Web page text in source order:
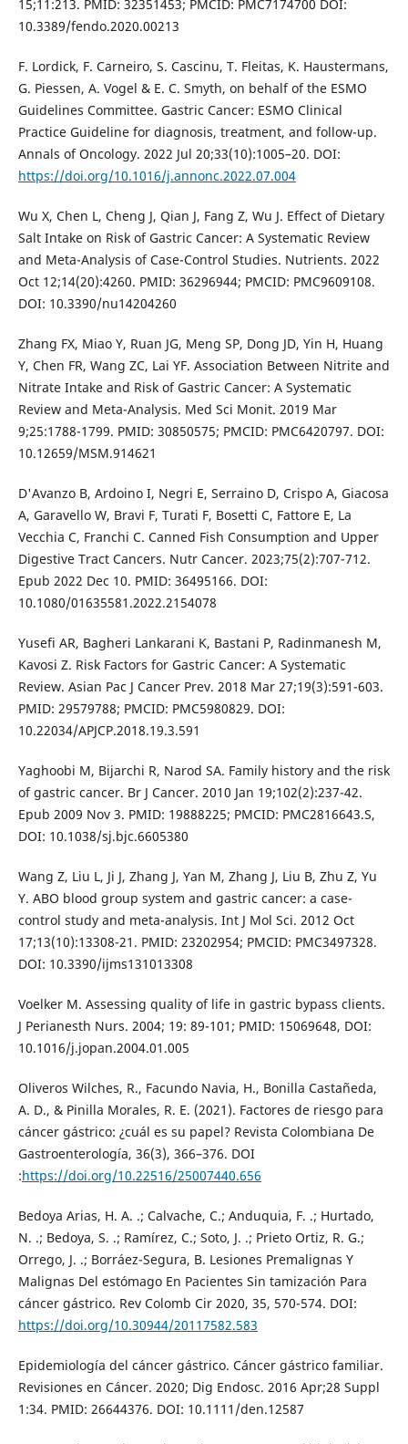
15;11:213. PMID: 32351453; PMCID: PMC7174700 DOI:
10.3389/fendo.2020.00213
F. Lordick, F. Carneiro, S. Cascinu, T. Fleitas, K. Haustermans,
G. Piessen, A. Vogel & E. C. Smyth, on behalf of the ESMO
Guidelines Committee. Gastric Cancer: ESMO Clinical
Practice Guideline for diagnosis, treatment, and follow-up.
Annals of Oncology. 2022 Jul 20;33(10):1005–20. DOI:
https://doi.org/10.1016/j.annonc.2022.07.004
Wu X, Chen L, Cheng J, Qian J, Fang Z, Wu J. Effect of Dietary
Salt Intake on Risk of Gastric Cancer: A Systematic Review
and Meta-Analysis of Case-Control Studies. Nutrients. 2022
Oct 12;14(20):4260. PMID: 36296944; PMCID: PMC9609108.
DOI: 10.3390/nu14204260
Zhang FX, Miao Y, Ruan JG, Meng SP, Dong JD, Yin H, Huang
Y, Chen FR, Wang ZC, Lai YF. Association Between Nitrite and
Nitrate Intake and Risk of Gastric Cancer: A Systematic
Review and Meta-Analysis. Med Sci Monit. 2019 Mar
9;25:1788-1799. PMID: 30850575; PMCID: PMC6420797. DOI:
10.12659/MSM.914621
D'Avanzo B, Ardoino I, Negri E, Serraino D, Crispo A, Giacosa
A, Garavello W, Bravi F, Turati F, Bosetti C, Fattore E, La
Vecchia C, Franchi C. Canned Fish Consumption and Upper
Digestive Tract Cancers. Nutr Cancer. 2023;75(2):707-712.
Epub 2022 Dec 10. PMID: 36495166. DOI:
10.1080/01635581.2022.2154078
Yusefi AR, Bagheri Lankarani K, Bastani P, Radinmanesh M,
Kavosi Z. Risk Factors for Gastric Cancer: A Systematic
Review. Asian Pac J Cancer Prev. 2018 Mar 27;19(3):591-603.
PMID: 29579788; PMCID: PMC5980829. DOI:
10.22034/APJCP.2018.19.3.591
Yaghoobi M, Bijarchi R, Narod SA. Family history and the risk
of gastric cancer. Br J Cancer. 2010 Jan 19;102(2):237-42.
Epub 2009 Nov 3. PMID: 19888225; PMCID: PMC2816643.S,
DOI: 10.1038/sj.bjc.6605380
Wang Z, Liu L, Ji J, Zhang J, Yan M, Zhang J, Liu B, Zhu Z, Yu
Y. ABO blood group system and gastric cancer: a case-
control study and meta-analysis. Int J Mol Sci. 2012 Oct
17;13(10):13308-21. PMID: 23202954; PMCID: PMC3497328.
DOI: 10.3390/ijms131013308
Voelker M. Assessing quality of life in gastric bypass clients.
J Perianesth Nurs. 2004; 19: 89-101; PMID: 15069648, DOI:
10.1016/j.jopan.2004.01.005
Oliveros Wilches, R., Facundo Navia, H., Bonilla Castañeda,
A. D., & Pinilla Morales, R. E. (2021). Factores de riesgo para
cáncer gástrico: ¿cuál es su papel? Revista Colombiana De
Gastroenterología, 36(3), 366–376. DOI
:https://doi.org/10.22516/25007440.656
Bedoya Arias, H. A. .; Calvache, C.; Anduquia, F. .; Hurtado,
N. .; Bedoya, S. .; Ramírez, C.; Soto, J. .; Prieto Ortiz, R. G.;
Orrego, J. .; Borráez-Segura, B. Lesiones Premalignas Y
Malignas Del estómago En Pacientes Sin tamización Para
cáncer gástrico. Rev Colomb Cir 2020, 35, 570-574. DOI:
https://doi.org/10.30944/20117582.583
Epidemiología del cáncer gástrico. Cáncer gástrico familiar.
Revisiones en Cáncer. 2020; Dig Endosc. 2016 Apr;28 Suppl
1:34. PMID: 26644376. DOI: 10.1111/den.12587